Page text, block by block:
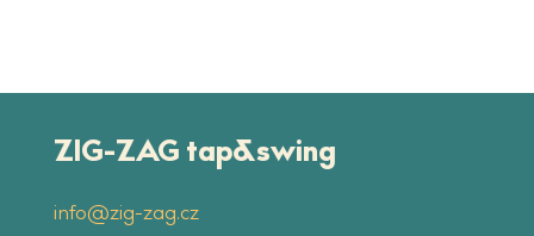
ZIG-ZAG tap&swing
info@zig-zag.cz